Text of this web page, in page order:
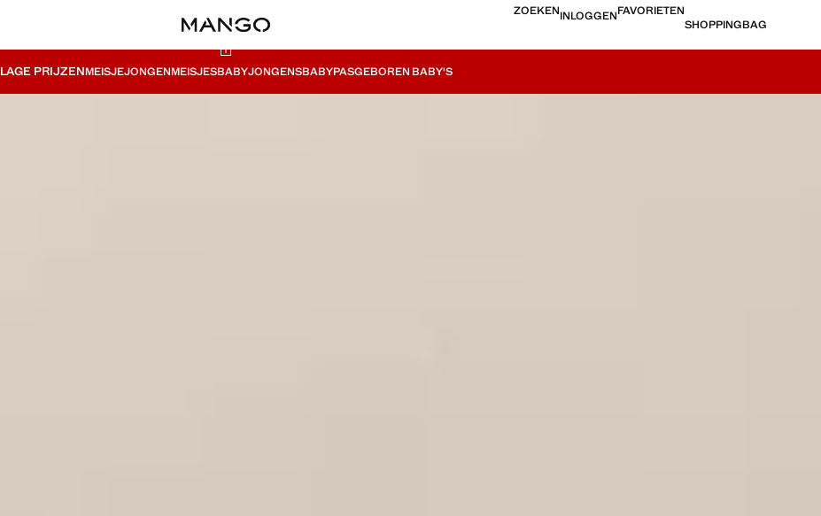
ZOEKENINLOGGENFAVORIETEN
SHOPPINGBAG
LAGE PRIJZENMEISJEJONGENMEISJESBABYJONGENSBABYPASGEBOREN BABY'S